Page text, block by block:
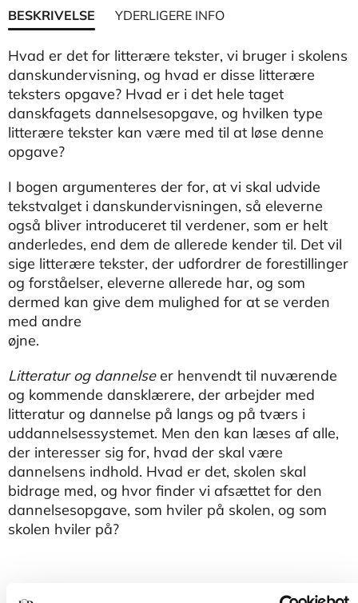
BESKRIVELSE YDERLIGERE INFO
Hvad er det for litterære tekster, vi bruger i skolens
danskundervisning, og hvad er disse litterære
teksters opgave? Hvad er i det hele taget
danskfagets dannelsesopgave, og hvilken type
litterære tekster kan være med til at løse denne
opgave?
I bogen argumenteres der for, at vi skal udvide
tekstvalget i danskundervisningen, så eleverne
også bliver introduceret til verdener, som er helt
anderledes, end dem de allerede kender til. Det vil
sige litterære tekster, der udfordrer de forestillinger
og forståelser, eleverne allerede har, og som
dermed kan give dem mulighed for at se verden
med andre
Litteratur og dannelseer henvendt til nuværende
og kommende dansklærere, der arbejder med
litteratur og dannelse på langs og på tværs i
uddannelsessystemet. Men den kan læses af alle,
der interesser sig for, hvad der skal være
dannelsens indhold. Hvad er det, skolen skal
bidrage med, og hvor finder vi afsættet for den
dannelsesopgave, som hviler på skolen, og som
skolen hviler på?